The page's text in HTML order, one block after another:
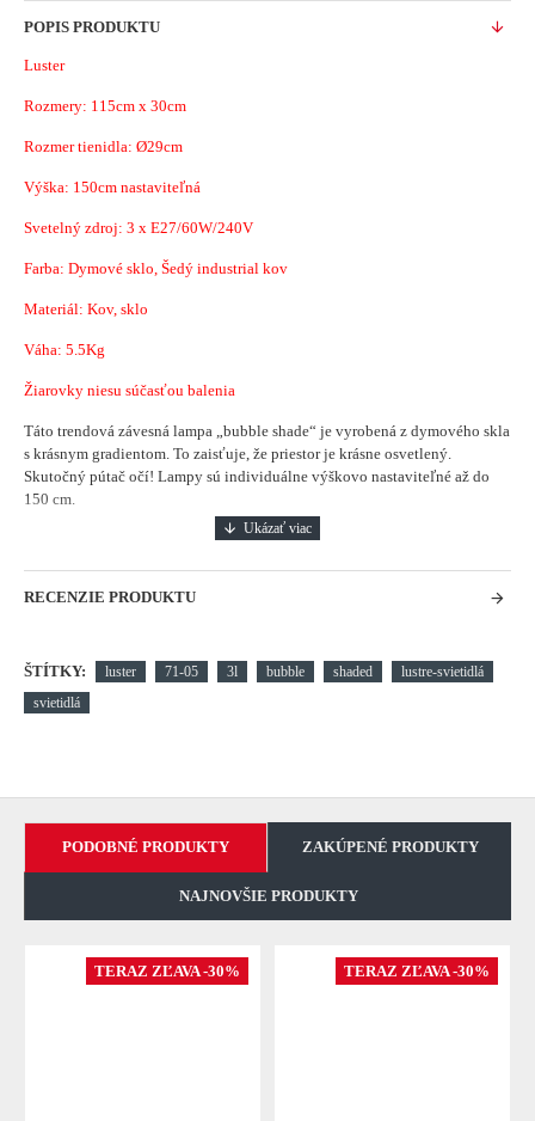
POPIS PRODUKTU
Luster
Rozmery: 115cm x 30cm
Rozmer tienidla: Ø29cm
Výška: 150cm nastaviteľná
Svetelný zdroj: 3 x E27/60W/240V
Farba: Dymové sklo, Šedý industrial kov
Materiál: Kov, sklo
Váha: 5.5Kg
Žiarovky niesu súčasťou balenia
Táto trendová závesná lampa „bubble shade“ je vyrobená z dymového skla
s krásnym gradientom. To zaisťuje, že priestor je krásne osvetlený.
Skutočný pútač očí! Lampy sú individuálne výškovo nastaviteľné až do
150 cm.
RECENZIE PRODUKTU
ŠTÍTKY: luster 71-05 3l bubble shaded
lustre-svietidlá
svietidlá
PODOBNÉ PRODUKTY ZAKÚPENÉ PRODUKTY
NAJNOVŠIE PRODUKTY
TERAZ ZĽAVA -30% TERAZ ZĽAVA -30%